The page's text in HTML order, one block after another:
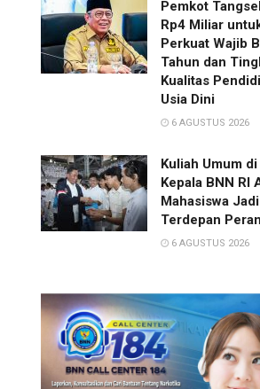
Pemkot
Rp4 Miliar
Perkuat Wajib
Tahun dan
Kualitas
Usia Dini
6 AGUSTUS 2026
Kuliah Umum di
Kepala BNN RI
Mahasiswa
Terdepan
6 AGUSTUS 2026